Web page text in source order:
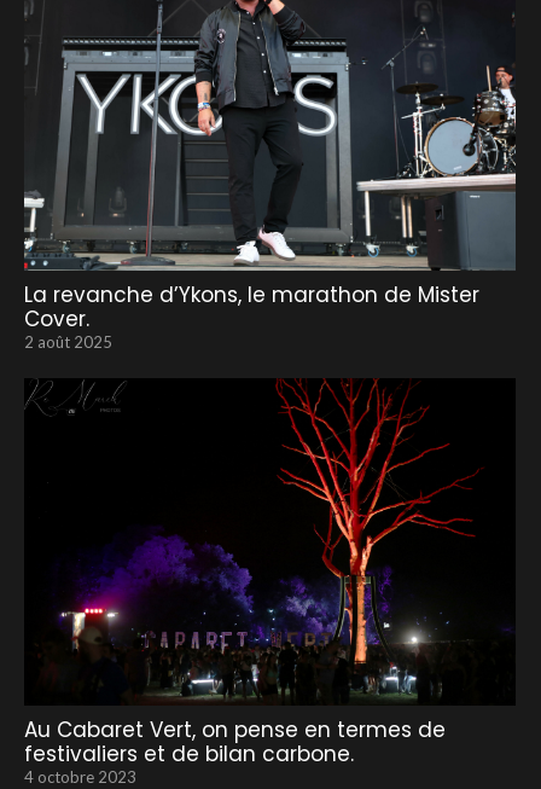
La revanche d’Ykons, le marathon de Mister
Cover.
2 août 2025
Au Cabaret Vert, on pense en termes de
festivaliers et de bilan carbone.
4 octobre 2023